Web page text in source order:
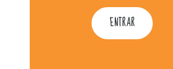
ENTRAR